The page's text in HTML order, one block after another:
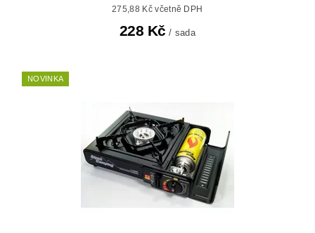
275,88 Kč včetně DPH
228 Kč / sada
NOVINKA